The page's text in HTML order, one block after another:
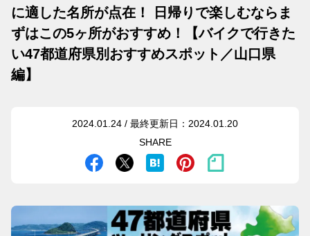
に適した名所が点在！ 日帰りで楽しむならま
ずはこの5ヶ所がおすすめ！【バイクで行きた
い47都道府県別おすすめスポット／山口県
編】
2024.01.24 / 最終更新日：2024.01.20
SHARE